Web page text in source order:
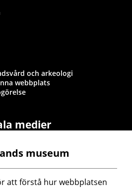
och arkeologi
webbplats
medier
museum
att förstå hur webbplatsen